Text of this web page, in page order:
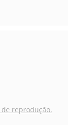
reprodução.